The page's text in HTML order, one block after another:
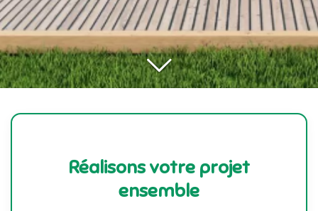
Réalisons votre projet
ensemble